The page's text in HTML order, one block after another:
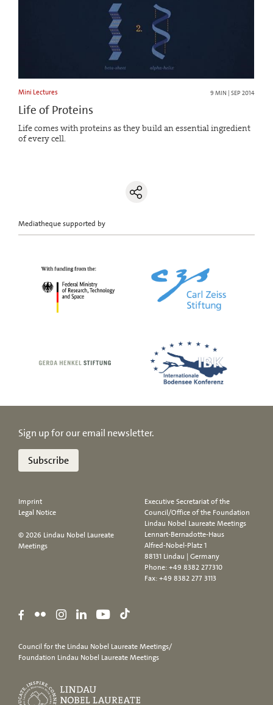
Mini Lectures 9 MIN | SEP 2014
Life of Proteins
Life comes with proteins as they build an essential ingredient
of every cell.
Mediatheque supported by
Sign up for our email newsletter.
Subscribe
Imprint
Legal Notice
© 2026 Lindau Nobel Laureate
Meetings
Executive Secretariat of the
Council/Office of the Foundation
Lindau Nobel Laureate Meetings
Lennart-Bernadotte-Haus
Alfred-Nobel-Platz 1
88131 Lindau | Germany
Phone:+49 8382 277310
Fax: +49 8382 277 3113
Council for the Lindau Nobel Laureate Meetings/
Foundation Lindau Nobel Laureate Meetings